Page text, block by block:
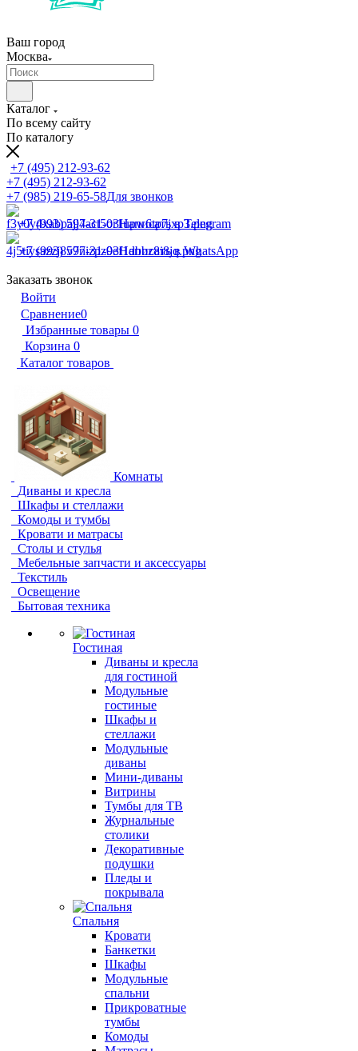
Ваш город
Москва
Каталог
По всему сайту
По каталогу
+7 (495) 212-93-62
+7 (495) 212-93-62
+7 (985) 219-65-58Для звонков
+7 (993) 597-31-03Написать в Telegram
+7 (993) 597-31-03Написать в WhatsApp
Заказать звонок
Войти
Сравнение0
Избранные товары 0
Корзина 0
Каталог товаров
Комнаты
Диваны и кресла
Шкафы и стеллажи
Комоды и тумбы
Кровати и матрасы
Столы и стулья
Мебельные запчасти и аксессуары
Текстиль
Освещение
Бытовая техника
Гостиная
Диваны и кресла
для гостиной
Модульные
гостиные
Шкафы и
стеллажи
Модульные
диваны
Мини-диваны
Витрины
Тумбы для ТВ
Журнальные
столики
Декоративные
подушки
Пледы и
покрывала
Спальня
Кровати
Банкетки
Шкафы
Модульные
спальни
Прикроватные
тумбы
Комоды